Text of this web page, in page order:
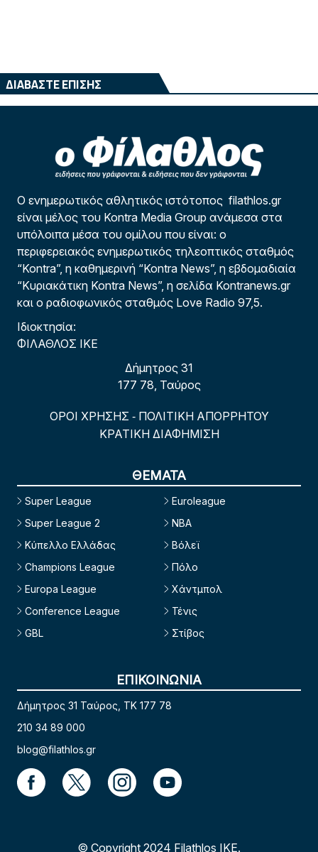
ΔΙΑΒΑΣΤΕ ΕΠΙΣΗΣ
Ο ενημερωτικός αθλητικός ιστότοπος filathlos.gr
είναι μέλος του Kontra Media Group ανάμεσα στα
υπόλοιπα μέσα του ομίλου που είναι: ο
περιφερειακός ενημερωτικός τηλεοπτικός σταθμός
“Kontra”, η καθημερινή “Kontra News”, η εβδομαδιαία
“Κυριακάτικη Kontra News”, η σελίδα Kontranews.gr
και ο ραδιοφωνικός σταθμός Love Radio 97,5.
Ιδιοκτησία:
ΦΙΛΑΘΛΟΣ ΙΚΕ
Δήμητρος 31
177 78, Ταύρος
ΟΡΟΙ ΧΡΗΣΗΣ - ΠΟΛΙΤΙΚΗ ΑΠΟΡΡΗΤΟΥ
ΚΡΑΤΙΚΗ ΔΙΑΦΗΜΙΣΗ
ΘΕΜΑΤΑ
Super League
Super League 2
Κύπελλο Ελλάδας
Champions League
Europa League
Conference League
GBL
Euroleague
NBA
Βόλεϊ
Πόλο
Χάντμπολ
Τένις
Στίβος
ΕΠΙΚΟΙΝΩΝΙΑ
Δήμητρος 31 Ταύρος, TK 177 78
210 34 89 000
blog@filathlos.gr
© Copyright 2024 Filathlos ΙΚΕ.